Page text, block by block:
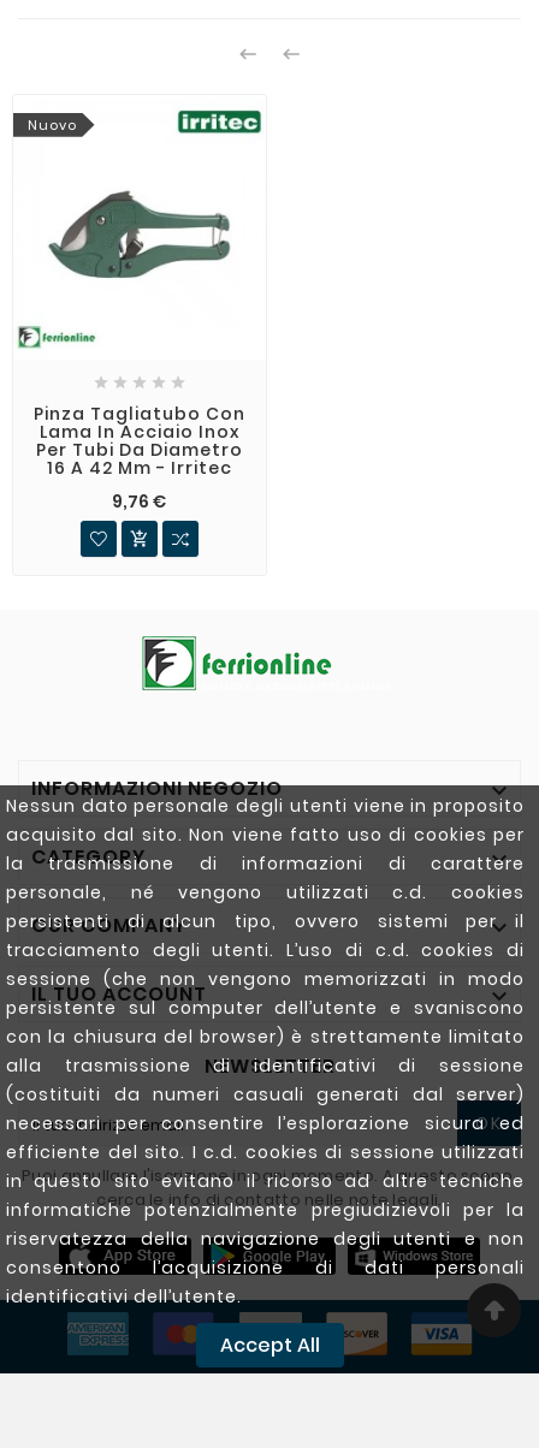
Nessun dato personale degli utenti viene in proposito
acquisito dal sito. Non viene fatto uso di cookies per
la trasmissione di informazioni di carattere
personale, né vengono utilizzati c.d. cookies
persistenti di alcun tipo, ovvero sistemi per il
tracciamento degli utenti. L’uso di c.d. cookies di
sessione (che non vengono memorizzati in modo
persistente sul computer dell’utente e svaniscono
con la chiusura del browser) è strettamente limitato
alla trasmissione di identificativi di sessione
(costituiti da numeri casuali generati dal server)
necessari per consentire l’esplorazione sicura ed
efficiente del sito. I c.d. cookies di sessione utilizzati
in questo sito evitano il ricorso ad altre tecniche
informatiche potenzialmente pregiudizievoli per la
riservatezza della navigazione degli utenti e non
consentono l’acquisizione di dati personali
identificativi dell’utente.
Accept All
 
Nuovo
    
Pinza Tagliatubo Con
Lama In Acciaio Inox
Per Tubi Da Diametro
16 A 42 Mm - Irritec
9,76 €

INFORMAZIONI NEGOZIO 
CATEGORY 
OUR COMPANY 
IL TUO ACCOUNT 
NEWSLETTER
OK
Puoi annullare l'iscrizione in ogni momento. A questo scopo,
cerca le info di contatto nelle note legali.